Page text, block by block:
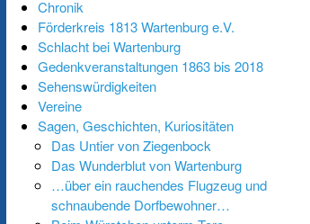
Chronik
Förderkreis 1813 Wartenburg e.V.
Schlacht bei Wartenburg
Gedenkveranstaltungen 1863 bis 2018
Sehenswürdigkeiten
Vereine
Sagen, Geschichten, Kuriositäten
Das Untier von Ziegenbock
Das Wunderblut von Wartenburg
…über ein rauchendes Flugzeug und
schnaubende Dorfbewohner…